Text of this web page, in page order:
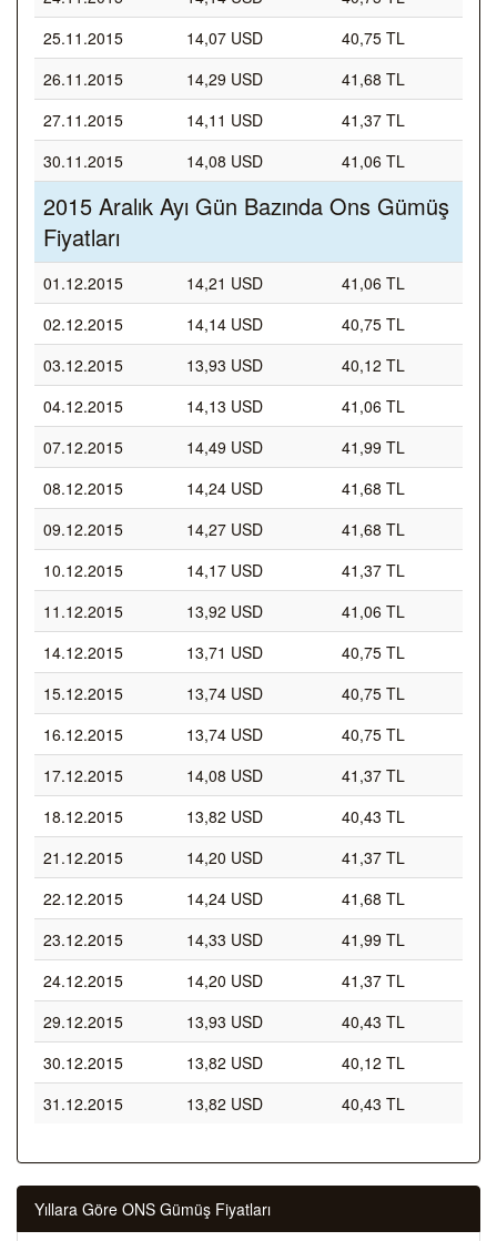
25.11.2015
14,07 USD
40,75 TL
26.11.2015
14,29 USD
41,68 TL
27.11.2015
14,11 USD
41,37 TL
30.11.2015
14,08 USD 41,06 TL
2015 Aralık Ayı Gün Bazında Ons Gümüş
Fiyatları
01.12.2015 14,21 USD
41,06 TL
02.12.2015
14,14 USD
40,75 TL
03.12.2015
13,93 USD
40,12 TL
04.12.2015
14,13 USD
41,06 TL
07.12.2015
14,49 USD
41,99 TL
08.12.2015
14,24 USD
41,68 TL
09.12.2015
14,27 USD
41,68 TL
10.12.2015
14,17 USD
41,37 TL
11.12.2015
13,92 USD
41,06 TL
14.12.2015
13,71 USD
40,75 TL
15.12.2015
13,74 USD
40,75 TL
16.12.2015
13,74 USD
40,75 TL
17.12.2015
14,08 USD
41,37 TL
18.12.2015
13,82 USD
40,43 TL
21.12.2015
14,20 USD
41,37 TL
22.12.2015
14,24 USD
41,68 TL
23.12.2015
14,33 USD
41,99 TL
24.12.2015
14,20 USD
41,37 TL
29.12.2015
13,93 USD
40,43 TL
30.12.2015
13,82 USD
40,12 TL
31.12.2015
13,82 USD 40,43 TL
Yıllara Göre ONS Gümüş Fiyatları